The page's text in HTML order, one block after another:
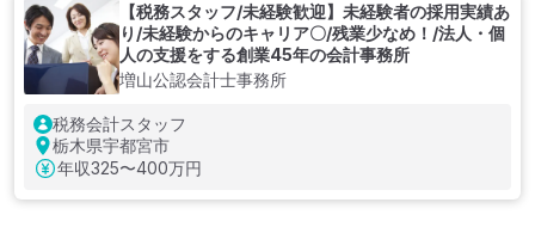
【税務スタッフ/未経験歓迎】未経験者の採用実績あ
り/未経験からのキャリア〇/残業少なめ！/法人・個
人の支援をする創業45年の会計事務所
増山公認会計士事務所
税務会計スタッフ
栃木県宇都宮市
年収325〜400万円